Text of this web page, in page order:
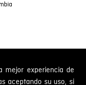
mejor experiencia de
aceptando su uso, si